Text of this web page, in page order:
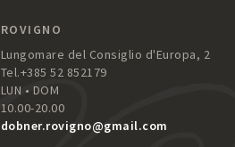
ROVIGNO
Lungomare del Consiglio d'Europa, 2
Tel.+385 52 852179
LUN • DOM
10.00-20.00
dobner.rovigno@gmail.com